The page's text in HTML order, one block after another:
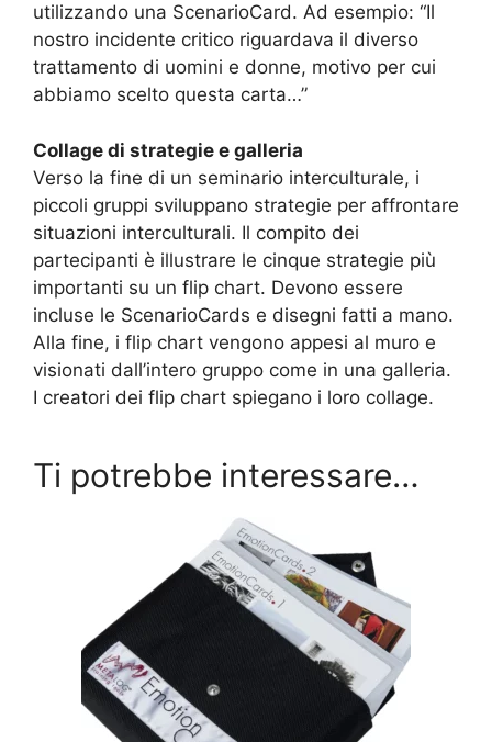
utilizzando una ScenarioCard. Ad esempio: “Il
nostro incidente critico riguardava il diverso
trattamento di uomini e donne, motivo per cui
abbiamo scelto questa carta…”
Collage di strategie e galleria
Verso la fine di un seminario interculturale, i
piccoli gruppi sviluppano strategie per affrontare
situazioni interculturali. Il compito dei
partecipanti è illustrare le cinque strategie più
importanti su un flip chart. Devono essere
incluse le ScenarioCards e disegni fatti a mano.
Alla fine, i flip chart vengono appesi al muro e
visionati dall’intero gruppo come in una galleria.
I creatori dei flip chart spiegano i loro collage.
Ti potrebbe interessare…